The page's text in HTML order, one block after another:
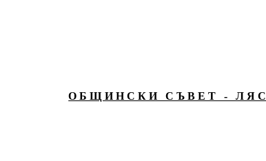
О Б Щ И Н С К И С Ъ В Е Т - Л Я С